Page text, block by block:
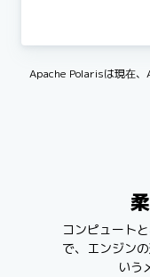
Apache Polarisは現在
コンピュート
で、エンジン
いう